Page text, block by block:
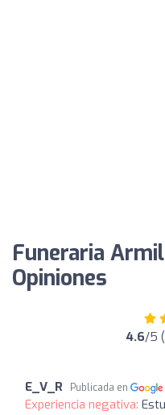
Funeraria
Opiniones
4.6/5
E_V_R Publicada en
Experiencia negativa: